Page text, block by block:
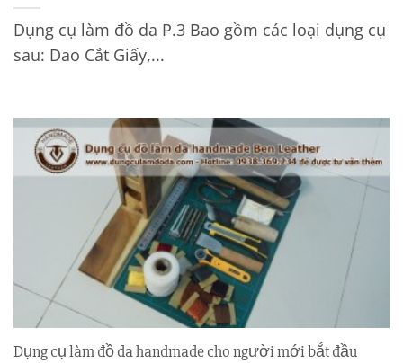
Dụng cụ làm đồ da P.3 Bao gồm các loại dụng cụ
sau: Dao Cắt Giấy,...
Dụng cụ làm đồ da handmade cho người mới bắt đầu